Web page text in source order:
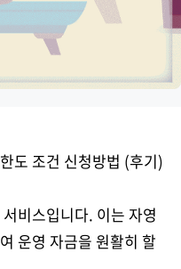
도 조건 신청방법 (후기)
비스입니다. 이는 자영
운영 자금을 원활히 할